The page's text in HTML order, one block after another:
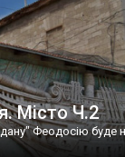
Місто Ч.2
Феодосію буде